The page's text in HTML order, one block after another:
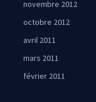
novembre 2012
octobre 2012
avril 2011
mars 2011
février 2011